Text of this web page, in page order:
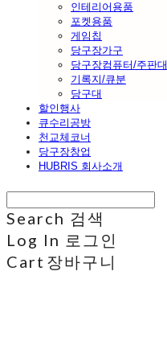
인테리어용품
포켓용품
게임칩
당구장가구
당구장컴퓨터/주판대
기록지/큐분
당구대
할인행사
큐수리공방
천교체코너
당구장창업
HUBRIS 회사소개
Search 검색
Log In 로그인
Cart 장바구니